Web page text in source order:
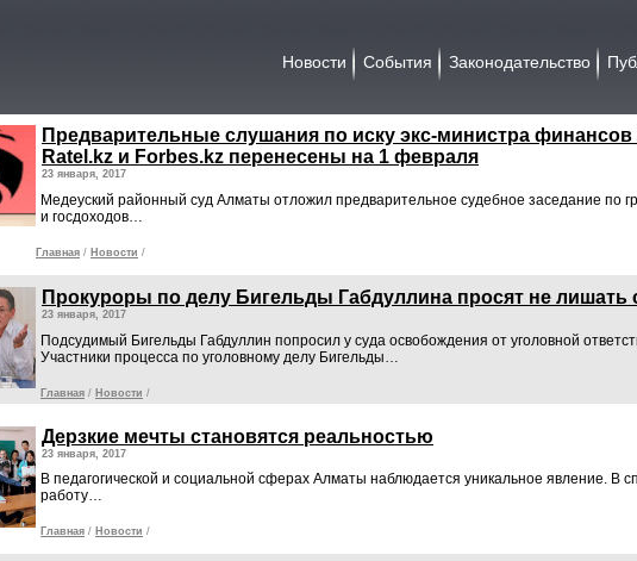
Новости События Законодательство
Предварительные слушания по иску экс-министра
Ratel.kz и Forbes.kz перенесены на 1 февраля
23 января, 2017
Медеуский районный суд Алматы отложил предварительное судебное заседание по
и госдоходов…
Главная / Новости /
Прокуроры по делу Бигельды Габдуллина просят не
23 января, 2017
Подсудимый Бигельды Габдуллин попросил у суда освобождения от уголовной
Участники процесса по уголовному делу Бигельды…
Главная / Новости /
Дерзкие мечты становятся реальностью
23 января, 2017
В педагогической и социальной сферах Алматы наблюдается уникальное явление. В
работу…
Главная / Новости /